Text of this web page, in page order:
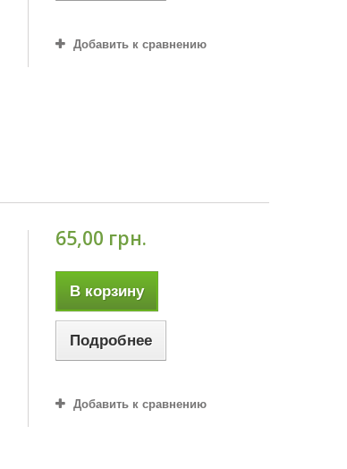
Добавить к сравнению
65,00 грн.
В корзину
Подробнее
Добавить к сравнению